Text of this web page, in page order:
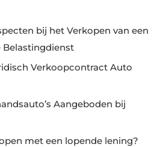
bij het Verkopen van een
Belastingdienst
Verkoopcontract Auto
Aangeboden bij
met een lopende lening?